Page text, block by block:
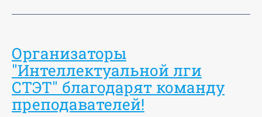
Организаторы
"Интеллектуальной лги
СТЭТ" благодарят команду
преподавателей!